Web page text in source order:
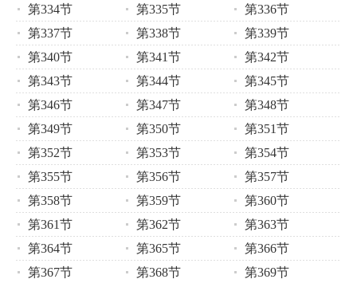
第334节
第335节
第336节
第337节
第338节
第339节
第340节
第341节
第342节
第343节
第344节
第345节
第346节
第347节
第348节
第349节
第350节
第351节
第352节
第353节
第354节
第355节
第356节
第357节
第358节
第359节
第360节
第361节
第362节
第363节
第364节
第365节
第366节
第367节
第368节
第369节